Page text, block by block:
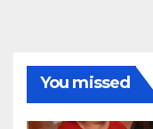
You missed